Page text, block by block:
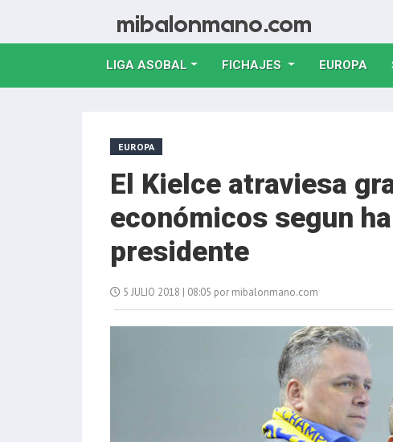
LIGA ASOBAL FICHAJES EUROPA
EUROPA
El Kielce atraviesa
económicos segun
presidente
5 JULIO 2018 | 08:05 por mibalonmano.com